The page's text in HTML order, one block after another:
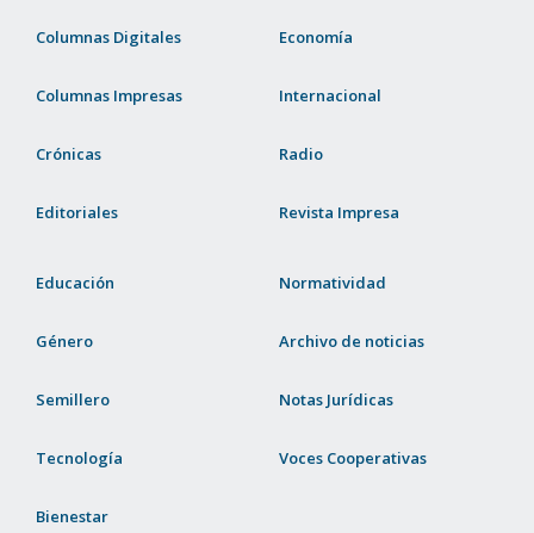
Columnas Digitales
Columnas Impresas
Crónicas
Editoriales
Economía
Internacional
Radio
Revista Impresa
Educación
Género
Semillero
Tecnología
Bienestar
Normatividad
Archivo de noticias
Notas Jurídicas
Voces Cooperativas